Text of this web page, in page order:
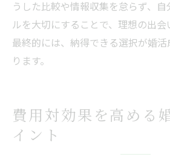
うした比較や情報収集を怠らず、
ルを大切にすることで、理想の出会
最終的には、納得できる選択が婚
ります。
費用対効果を高める
イント